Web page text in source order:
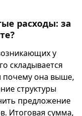
расходы: за
у
складывается
почему она выше,
структуры
предложение
Итоговая сумма,